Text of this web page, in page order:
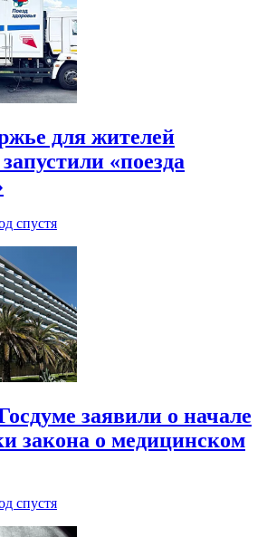
для жителей
«поезда
спустя
заявили о начале
закона о медицинском
спустя